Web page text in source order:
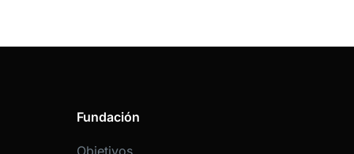
Fundación